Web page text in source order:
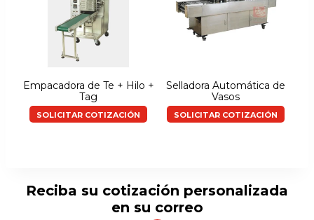
Empacadora de Te + Hilo +
Tag
SOLICITAR COTIZACIÓN
Selladora Automática de
Vasos
SOLICITAR COTIZACIÓN
Reciba su cotización personalizada
en su correo